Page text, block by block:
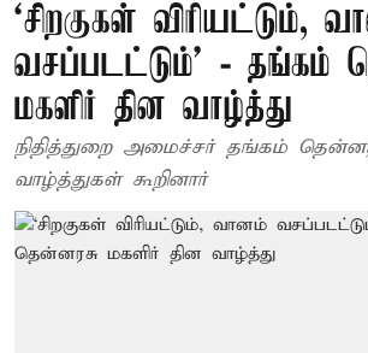
‘சிறகுகள் விரியட்டும்,
வசப்படட்டும்’ - தங்கம்
மகளிர் தின வாழ்த்து
நிதித்துறை அமைச்சர் தங்கம்
வாழ்த்துகள் கூறினார்